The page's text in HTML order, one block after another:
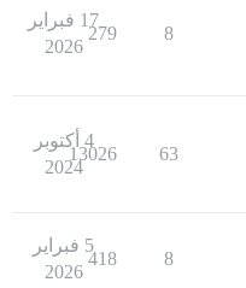
8
279
17 فبراير
2026
63
13026
4 أكتوبر
2024
8
418
5 فبراير
2026